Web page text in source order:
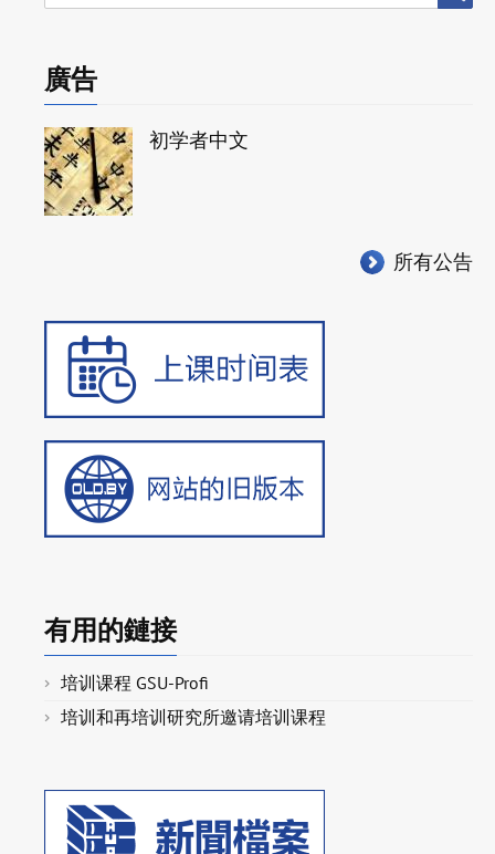
尋
廣告
初学者中文
所有公告
有用的鏈接
培训课程 GSU-Profi
培训和再培训研究所邀请培训课程